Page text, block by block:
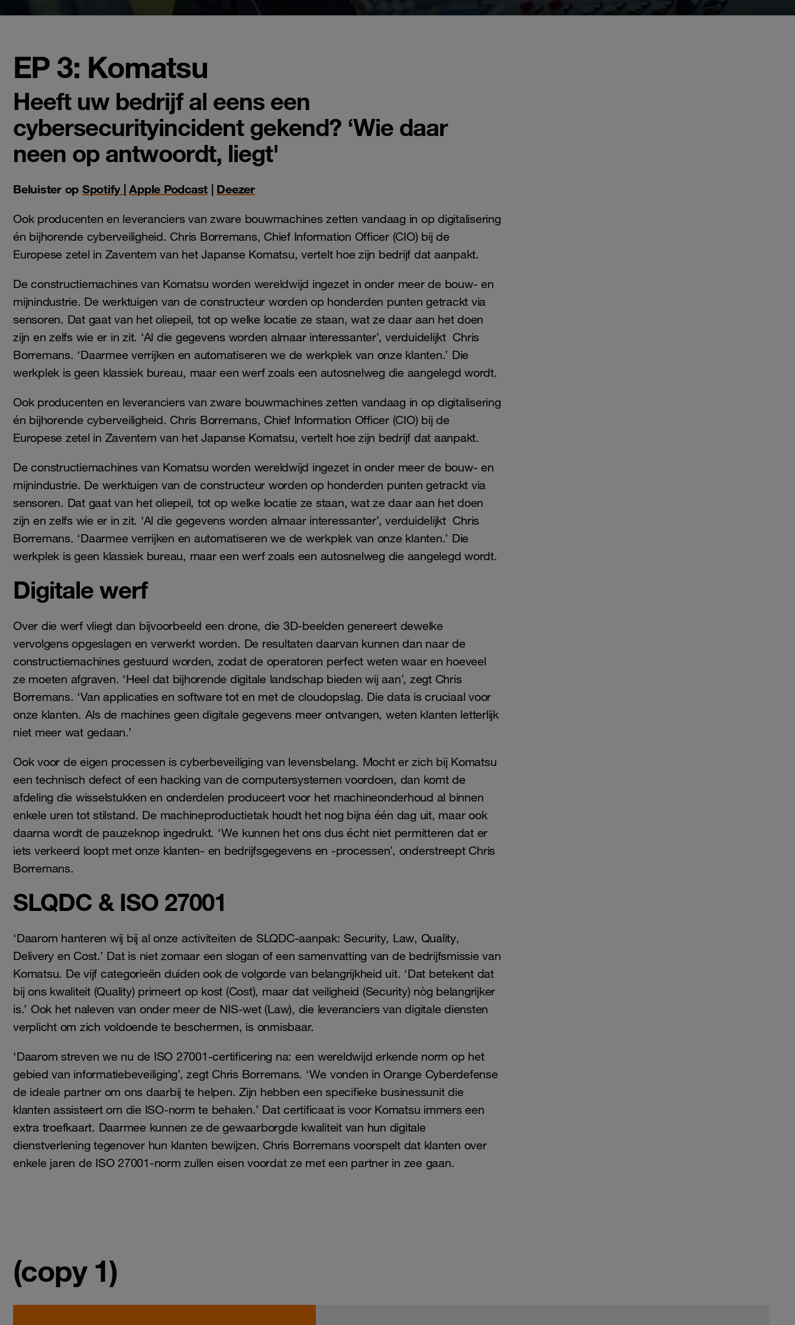
EP 3: Komatsu
Heeft uw bedrijf al eens een
cybersecurityincident gekend? ‘Wie daar
neen op antwoordt, liegt'
Beluister op Spotify |Apple Podcast | Deezer
Ook producenten en leveranciers van zware bouwmachines zetten vandaag in op digitalisering
én bijhorende cyberveiligheid. Chris Borremans, Chief Information Officer (CIO) bij de
Europese zetel in Zaventem van het Japanse Komatsu, vertelt hoe zijn bedrijf dat aanpakt.
De constructiemachines van Komatsu worden wereldwijd ingezet in onder meer de bouw- en
mijnindustrie. De werktuigen van de constructeur worden op honderden punten getrackt via
sensoren. Dat gaat van het oliepeil, tot op welke locatie ze staan, wat ze daar aan het doen
zijn en zelfs wie er in zit. ‘Al die gegevens worden almaar interessanter’, verduidelijkt Chris
Borremans. ‘Daarmee verrijken en automatiseren we de werkplek van onze klanten.’ Die
werkplek is geen klassiek bureau, maar een werf zoals een autosnelweg die aangelegd wordt.
Ook producenten en leveranciers van zware bouwmachines zetten vandaag in op digitalisering
én bijhorende cyberveiligheid. Chris Borremans, Chief Information Officer (CIO) bij de
Europese zetel in Zaventem van het Japanse Komatsu, vertelt hoe zijn bedrijf dat aanpakt.
De constructiemachines van Komatsu worden wereldwijd ingezet in onder meer de bouw- en
mijnindustrie. De werktuigen van de constructeur worden op honderden punten getrackt via
sensoren. Dat gaat van het oliepeil, tot op welke locatie ze staan, wat ze daar aan het doen
zijn en zelfs wie er in zit. ‘Al die gegevens worden almaar interessanter’, verduidelijkt Chris
Borremans. ‘Daarmee verrijken en automatiseren we de werkplek van onze klanten.’ Die
werkplek is geen klassiek bureau, maar een werf zoals een autosnelweg die aangelegd wordt.
Digitale werf
Over die werf vliegt dan bijvoorbeeld een drone, die 3D-beelden genereert dewelke
vervolgens opgeslagen en verwerkt worden. De resultaten daarvan kunnen dan naar de
constructiemachines gestuurd worden, zodat de operatoren perfect weten waar en hoeveel
ze moeten afgraven. ‘Heel dat bijhorende digitale landschap bieden wij aan’, zegt Chris
Borremans. ‘Van applicaties en software tot en met de cloudopslag. Die data is cruciaal voor
onze klanten. Als de machines geen digitale gegevens meer ontvangen, weten klanten letterlijk
niet meer wat gedaan.’
Ook voor de eigen processen is cyberbeveiliging van levensbelang. Mocht er zich bij Komatsu
een technisch defect of een hacking van de computersystemen voordoen, dan komt de
afdeling die wisselstukken en onderdelen produceert voor het machineonderhoud al binnen
enkele uren tot stilstand. De machineproductietak houdt het nog bijna één dag uit, maar ook
daarna wordt de pauzeknop ingedrukt. ‘We kunnen het ons dus écht niet permitteren dat er
iets verkeerd loopt met onze klanten- en bedrijfsgegevens en -processen’, onderstreept Chris
Borremans.
SLQDC & ISO 27001
‘Daarom hanteren wij bij al onze activiteiten de SLQDC-aanpak: Security, Law, Quality,
Delivery en Cost.’ Dat is niet zomaar een slogan of een samenvatting van de bedrijfsmissie van
Komatsu. De vijf categorieën duiden ook de volgorde van belangrijkheid uit. ‘Dat betekent dat
bij ons kwaliteit (Quality) primeert op kost (Cost), maar dat veiligheid (Security) nòg belangrijker
is.’ Ook het naleven van onder meer de NIS-wet (Law), die leveranciers van digitale diensten
verplicht om zich voldoende te beschermen, is onmisbaar.
‘Daarom streven we nu de ISO 27001-certificering na: een wereldwijd erkende norm op het
gebied van informatiebeveiliging’, zegt Chris Borremans. ‘We vonden in Orange Cyberdefense
de ideale partner om ons daarbij te helpen. Zijn hebben een specifieke businessunit die
klanten assisteert om die ISO-norm te behalen.’ Dat certificaat is voor Komatsu immers een
extra troefkaart. Daarmee kunnen ze de gewaarborgde kwaliteit van hun digitale
dienstverlening tegenover hun klanten bewijzen. Chris Borremans voorspelt dat klanten over
enkele jaren de ISO 27001-norm zullen eisen voordat ze met een partner in zee gaan.
(copy 1)